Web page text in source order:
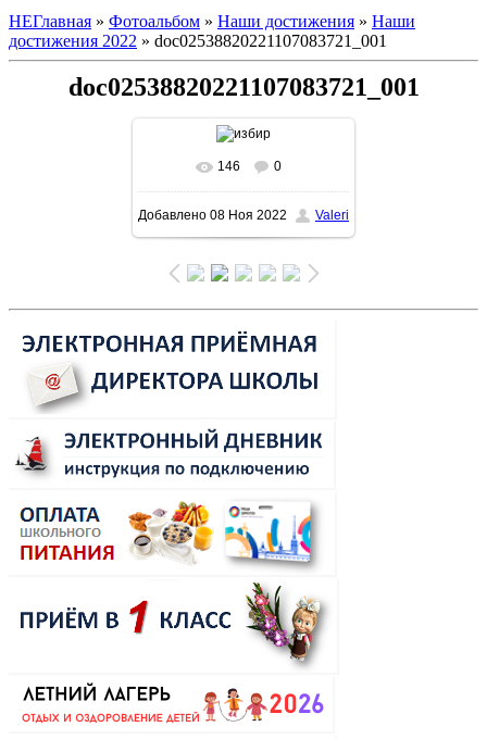
НЕГлавная » Фотоальбом » Наши достижения » Наши
достижения 2022 » doc02538820221107083721_001
doc02538820221107083721_001
В реальном размере
1131x1600/ 207.4Kb
146 0
Добавлено 08 Ноя 2022 Valeri